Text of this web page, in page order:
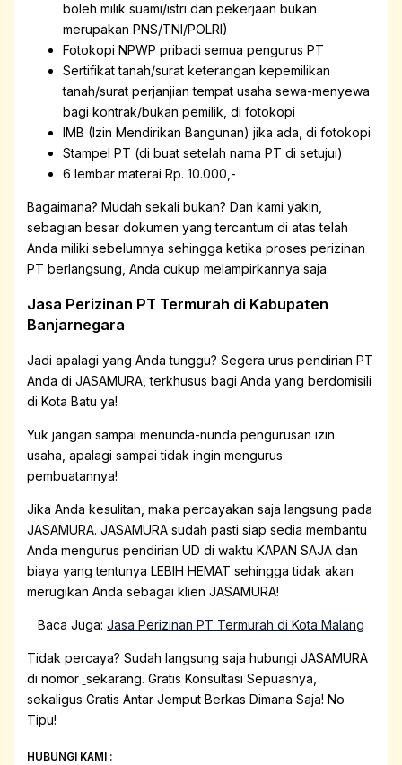
boleh milik suami/istri dan pekerjaan bukan
merupakan PNS/TNI/POLRI)
Fotokopi NPWP pribadi semua pengurus PT
Sertifikat tanah/surat keterangan kepemilikan
tanah/surat perjanjian tempat usaha sewa-menyewa
bagi kontrak/bukan pemilik, di fotokopi
IMB (Izin Mendirikan Bangunan) jika ada, di fotokopi
Stampel PT (di buat setelah nama PT di setujui)
6 lembar materai Rp. 10.000,-
Bagaimana? Mudah sekali bukan? Dan kami yakin,
sebagian besar dokumen yang tercantum di atas telah
Anda miliki sebelumnya sehingga ketika proses perizinan
PT berlangsung, Anda cukup melampirkannya saja.
Jasa Perizinan PT Termurah di Kabupaten
Banjarnegara
Jadi apalagi yang Anda tunggu? Segera urus pendirian PT
Anda di JASAMURA, terkhusus bagi Anda yang berdomisili
di Kota Batu ya!
Yuk jangan sampai menunda-nunda pengurusan izin
usaha, apalagi sampai tidak ingin mengurus
pembuatannya!
Jika Anda kesulitan, maka percayakan saja langsung pada
JASAMURA. JASAMURA sudah pasti siap sedia membantu
Anda mengurus pendirian UD di waktu KAPAN SAJA dan
biaya yang tentunya LEBIH HEMAT sehingga tidak akan
merugikan Anda sebagai klien JASAMURA!
Baca Juga: Jasa Perizinan PT Termurah di Kota Malang
Tidak percaya? Sudah langsung saja hubungi JASAMURA
di nomor sekarang. Gratis Konsultasi Sepuasnya,
sekaligus Gratis Antar Jemput Berkas Dimana Saja! No
Tipu!
HUBUNGI KAMI :